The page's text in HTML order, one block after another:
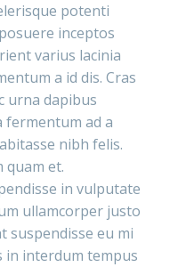
potenti
inceptos
varius lacinia
a id dis. Cras
urna dapibus
ad a
nibh felis.
quam et.
in vulputate
ullamcorper justo
suspendisse eu mi
in interdum tempus